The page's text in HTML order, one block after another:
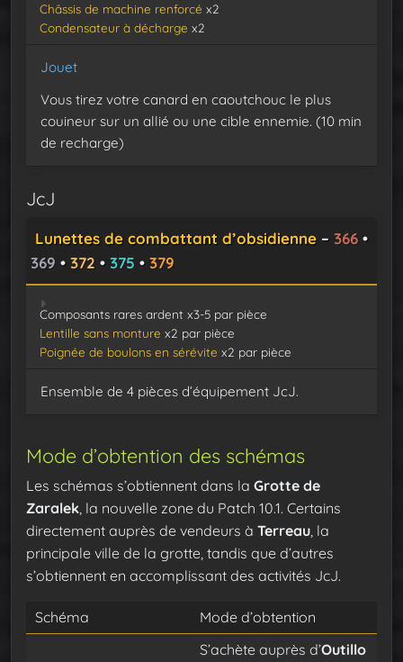
Châssis de machine renforcé x2
Condensateur à décharge x2
Jouet
Vous tirez votre canard en caoutchouc le plus
couineur sur un allié ou une cible ennemie. (10 min
de recharge)
JcJ
Lunettes de combattant d’obsidienne – 366 •
369 • 372 • 375 • 379
Composants rares ardent x3-5 par pièce
Lentille sans monture x2 par pièce
Poignée de boulons en sérévite x2 par pièce
Ensemble de 4 pièces d’équipement JcJ.
Mode d’obtention des schémas
Les schémas s’obtiennent dans la Grotte de
Zaralek, la nouvelle zone du Patch 10.1. Certains
directement auprès de vendeurs à Terreau, la
principale ville de la grotte, tandis que d’autres
s’obtiennent en accomplissant des activités JcJ.
Schéma Mode d’obtention
S’achète auprès d’Outillo